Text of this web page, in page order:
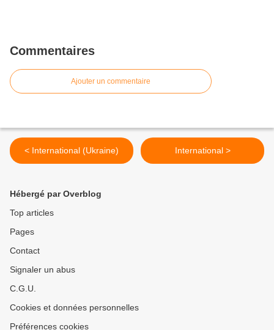
Commentaires
Ajouter un commentaire
< International (Ukraine) International >
Hébergé par Overblog
Top articles
Pages
Contact
Signaler un abus
C.G.U.
Cookies et données personnelles
Préférences cookies